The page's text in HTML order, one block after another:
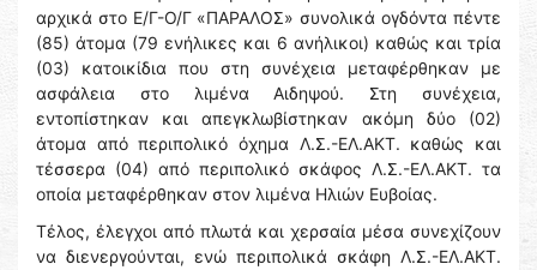
αρχικά στο Ε/Γ-Ο/Γ «ΠΑΡΑΛΟΣ» συνολικά ογδόντα πέντε
(85) άτομα (79 ενήλικες και 6 ανήλικοι) καθώς και τρία
(03) κατοικίδια που στη συνέχεια μεταφέρθηκαν με
ασφάλεια στο λιμένα Αιδηψού. Στη συνέχεια,
εντοπίστηκαν και απεγκλωβίστηκαν ακόμη δύο (02)
άτομα από περιπολικό όχημα Λ.Σ.-ΕΛ.ΑΚΤ. καθώς και
τέσσερα (04) από περιπολικό σκάφος Λ.Σ.-ΕΛ.ΑΚΤ. τα
οποία μεταφέρθηκαν στον λιμένα Ηλιών Ευβοίας.
Τέλος, έλεγχοι από πλωτά και χερσαία μέσα συνεχίζουν
να διενεργούνται, ενώ περιπολικά σκάφη Λ.Σ.-ΕΛ.ΑΚΤ.